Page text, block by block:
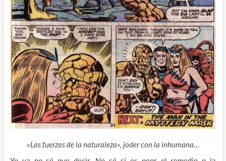
«Las fuerzas de la naturaleza», joder con la inhumana…